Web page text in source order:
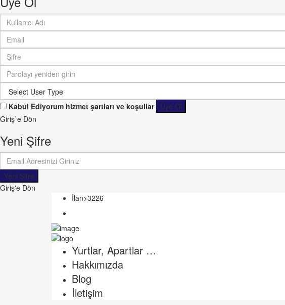
Kabul Ediyorum hizmet şartları ve koşullar
Üye Ol
Giriş`e Dön
Yeni Şifre
Yeni Şifre
Giriş'e Dön
İlan>3226
Yurtlar, Apartlar …
Hakkımızda
Blog
İletişim